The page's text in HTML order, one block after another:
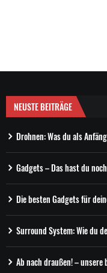
NEUSTE BEITRÄGE
Drohnen: Was du als
Gadgets – Das hast du
Die besten Gadgets für
Surround System: Wie du
Ab nach draußen! – unsere